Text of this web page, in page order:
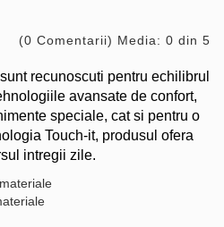
(0 Comentarii) Media: 0 din 5
recunoscuti pentru echilibrul
avansate de confort,
speciale, cat si pentru o
Touch-it, produsul ofera
intregii zile.